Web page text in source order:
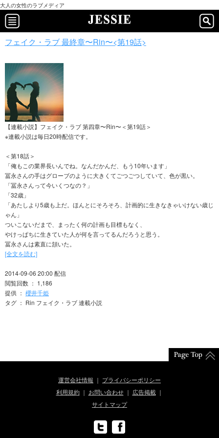
大人の女性のラブメディア
フェイク・ラブ 最終章〜Rin〜<第19話>
【連載小説】フェイク・ラブ 第四章〜Rin〜＜第19話＞
※連載小説は毎日20時配信です。
＜第18話＞
「俺もこの業界長いんでね。なんだかんだ、もう10年います」
冨永さんの手はグローブのように大きくてごつごつしていて、色が黒い。
「冨永さんって今いくつなの？」
「32歳」
「あたしより5歳も上だ。ほんとにそろそろ、計画的に生きなきゃいけない歳じ
ゃん」
ついこないだまで、まったく何の計画も目標もなく、
やけっぱちに生きていた人が何を言ってるんだろうと思う。
冨永さんは素直に頷いた。
[全文を読む]
2014-09-06 20:00 配信
閲覧回数 ： 1,186
提供 ： 櫻井千姫
タグ ： Rin フェイク・ラブ 連載小説
運営会社情報
プライバシーポリシー
利用規約
お問い合わせ
広告掲載
サイトマップ